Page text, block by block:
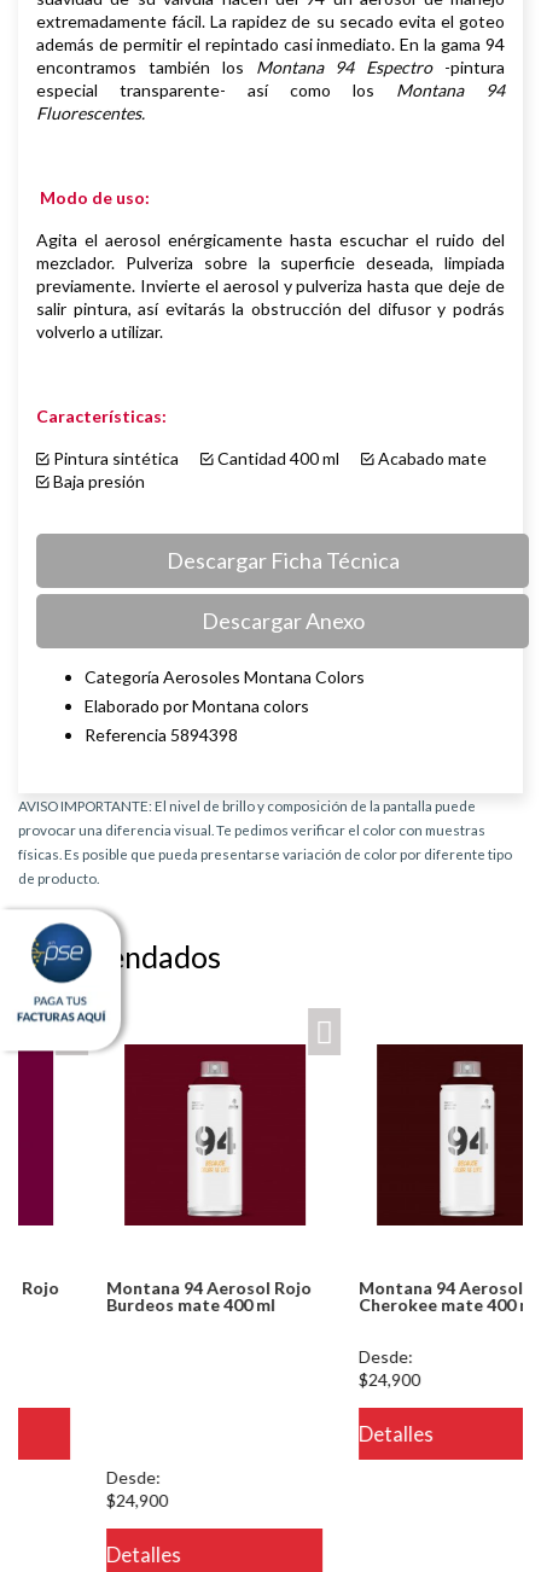
extremadamente fácil. La rapidez de su secado evita el goteo
además de permitir el repintado casi inmediato.En la gama 94
encontramos también los Montana 94 Espectro-pintura
especial transparente- así como los Montana 94
Fluorescentes.
Modo de uso:
Agita el aerosol enérgicamente hasta escuchar el ruido del
mezclador. Pulveriza sobre la superficie deseada, limpiada
previamente. Invierte el aerosol y pulveriza hasta que deje de
salir pintura, así evitarás la obstrucción del difusor y podrás
volverlo a utilizar.
Características:
Pintura sintética Cantidad 400 ml
Acabado mate
Baja presión
Descargar Ficha Técnica
Descargar Anexo
Categoría Aerosoles Montana Colors
Elaborado por Montana colors
Referencia 5894398
AVISO IMPORTANTE: El nivel de brillo y composición de la pantalla puede
provocar una diferencia visual. Te pedimos verificar el color con muestras
físicas. Es posible que pueda presentarse variación de color por diferente tipo
de producto.
Recomendados
Montana 94 Aerosol Rojo
Burdeos mate 400 ml
/PageGearCloud/www/html/es/dominios/ferreinox.pagegear.co/
Detalles
Montana 94 Aerosol Rojo
Cherokee mate 400 ml
Detalles